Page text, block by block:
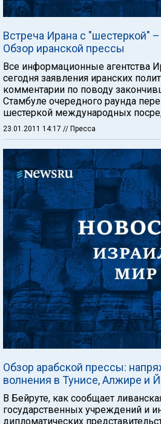
Встреча Ирана с "шестеркой" –
Обзор иранской прессы
Все информационные агентства
сегодня заявления иранских
комментарии по поводу
Стамбуле очередного раунда
шестеркой международных
23.01.2011 14:17 // Пресса
Обзор арабской прессы:
волнения в Тунисе, Алжире и
В Бейруте, как сообщает
государственных учреждений и
дипломатических